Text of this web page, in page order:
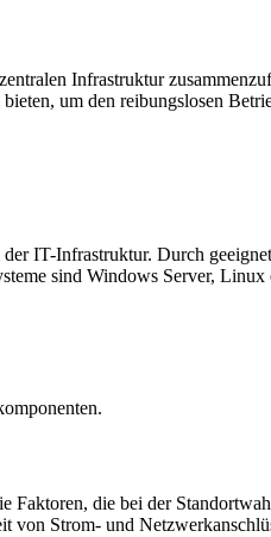
Infrastruktur
um den reibungslosen
IT-Infrastruktur. Durch
sind Windows Server,
die bei der
von Strom- und